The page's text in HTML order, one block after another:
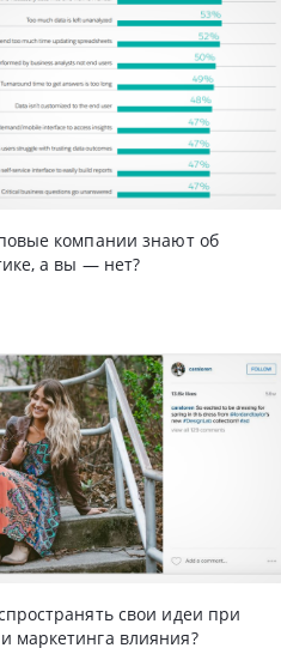
компании знают об
а вы — нет?
свои идеи при
маркетинга влияния?